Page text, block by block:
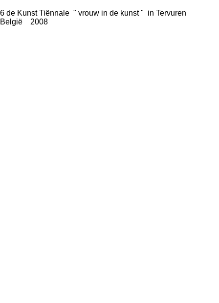
6 de Kunst Tiënnale " vrouw in de kunst " in Tervuren
België 2008